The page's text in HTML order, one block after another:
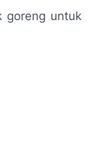
goreng untuk